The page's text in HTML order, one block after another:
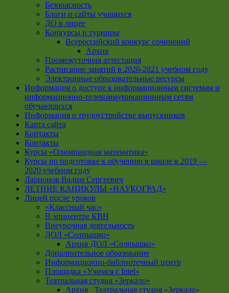
Безопасность
Блоги и сайты учащихся
ДО в лицее
Конкурсы и турниры
Всероссийский конкурс сочинений
Архив
Промежуточная аттестация
Расписание занятий в 2020-2021 учебном году
Электронные образовательные ресурсы
Информация о доступе к информационным системам и
информационно-телекоммуникационным сетям
обучающихся
Информация о трудоустройстве выпускников
Карта сайта
Контакты
Контакты
Курсы «Олимпиадная математика»
Курсы по подготовке к обучению в школе в 2019 —
2020 учебном году
Ларионов Вадим Сергеевич
ЛЕТНИЕ КАНИКУЛЫ «НАУКОГРАД»
Лицей после уроков
«Классный час»
В эпицентре КВН
Внеурочная деятельность
ДОЛ «Солнышко»
Архив ДОЛ «Солнышко»
Дополнительное образование
Информационно-библиотечный центр
Площадка «Учимся с Intel»
Театральная студия «Зеркало»
Архив _Театральная студия «Зеркало»